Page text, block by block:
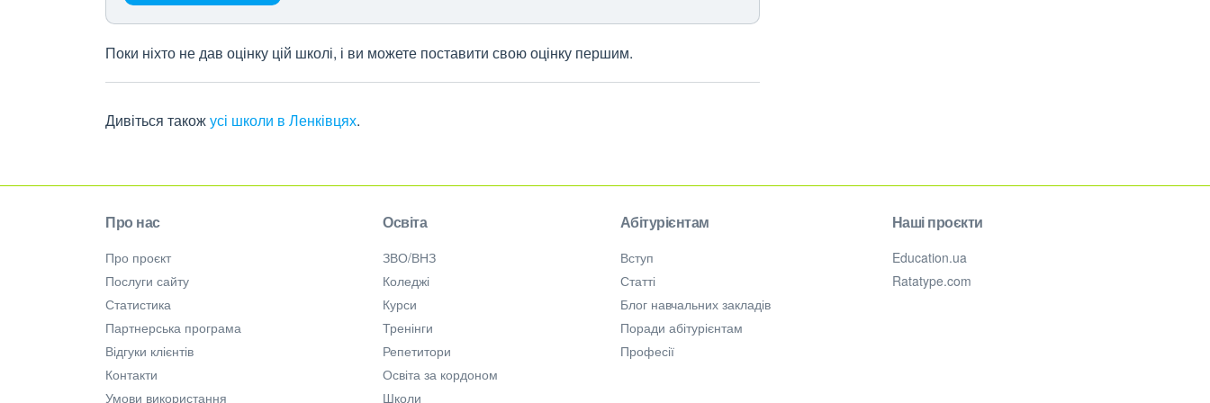
Поки ніхто не дав оцінку цій школі, і ви можете поставити свою оцінку першим.
Дивіться такожусі школи в Ленківцях.
Про нас
Про проєкт
Послуги сайту
Статистика
Партнерська програма
Відгуки клієнтів
Контакти
Умови використання
Освіта
ЗВО/ВНЗ
Коледжі
Курси
Тренінги
Репетитори
Освіта за кордоном
Школи
Абітурієнтам
Вступ
Статті
Блог навчальних закладів
Поради абітурієнтам
Професії
Наші проєкти
Education.ua
Ratatype.com